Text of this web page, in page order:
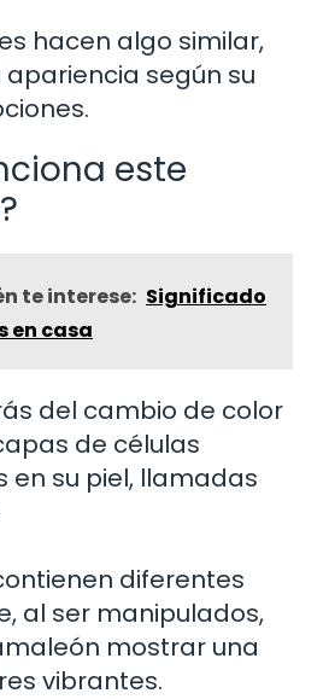
hacen algo similar,
según su
este
te interese: Significado
en casa
del cambio de color
de células
en su piel, llamadas
diferentes
al ser manipulados,
mostrar una
vibrantes.